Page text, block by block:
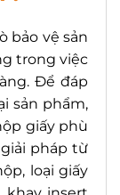
bảo vệ sản
trong việc
Để đáp
sản phẩm,
giấy phù
pháp từ
loại giấy